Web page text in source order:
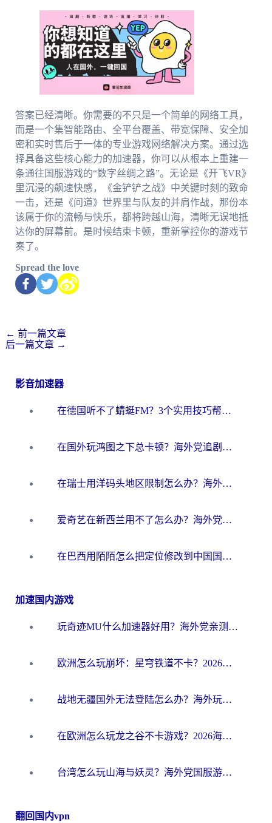
答案已经清晰。你需要的不只是一个简单的网络工具，
而是一个集智能路由、全平台覆盖、带宽保障、安全加
密和实时售后于一体的专业游戏网络解决方案。通过选
择具备这些核心能力的加速器，你可以从根本上重建一
条通往国服游戏的“数字丝绸之路”。无论是《开飞VR》
里沉浸的飙速快感，《金铲铲之战》中关键时刻的致命
一击，还是《问道》世界里与队友的并肩作战，那份本
该属于你的流畅与快乐，都将跨越山海，清晰无误地抵
达你的屏幕前。是时候结束卡顿，重新掌控你的游戏节
奏了。
Spread the love
← 前一篇文章
后一篇文章 →
影音加速器
在德国听不了蜻蜓FM？3个实用技巧帮你解锁国内影音自由
在国外玩鸿图之下总卡顿？海外党追剧听歌的3个实用解决方案
在瑞士用洋码头地区限制怎么办？海外华人必看的回国加速全攻略
爱奇艺在新西兰用不了怎么办？海外党亲测有效的回国加速方案
在巴西用陌陌怎么把定位修改到中国国内？海外党必看的回国加速全攻略
加速国内游戏
玩奇迹MU什么加速器好用？海外党亲测：这款加速器让你告别延迟卡顿！
欧洲怎么玩崩坏：星穹铁道不卡？2026海外玩家国服游戏加速器终极攻略
战地无疆国外无法登陆怎么办？海外玩家国服畅玩终极指南（附欧服魔兽EVE加速方案）
在欧洲怎么玩龙之谷不卡游戏？2026海外党国服游戏加速全攻略
台湾怎么玩山海与妖灵？海外党国服游戏加速全攻略，告别延迟卡顿
翻回国内vpn